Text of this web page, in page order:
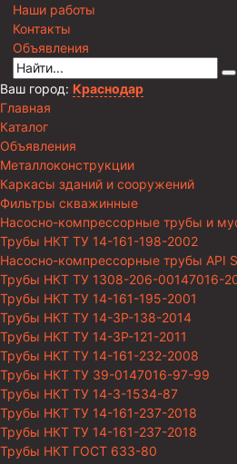
Наши работы
Контакты
Объявления
Ваш город: Краснодар
Главная
Каталог
Объявления
Металлоконструкции
Каркасы зданий и сооружений
Фильтры скважинные
Насосно-компрессорные трубы и
Трубы НКТ ТУ 14-161-198-2002
Насосно-компрессорные трубы API
Трубы НКТ ТУ 1308-206-00147016-
Трубы НКТ ТУ 14-161-195-2001
Трубы НКТ ТУ 14-3Р-138-2014
Трубы НКТ ТУ 14-3Р-121-2011
Трубы НКТ ТУ 14-161-232-2008
Трубы НКТ ТУ 39-0147016-97-99
Трубы НКТ ТУ 14-3-1534-87
Трубы НКТ ТУ 14-161-237-2018
Трубы НКТ ТУ 14-161-237-2018
Трубы НКТ ГОСТ 633-80